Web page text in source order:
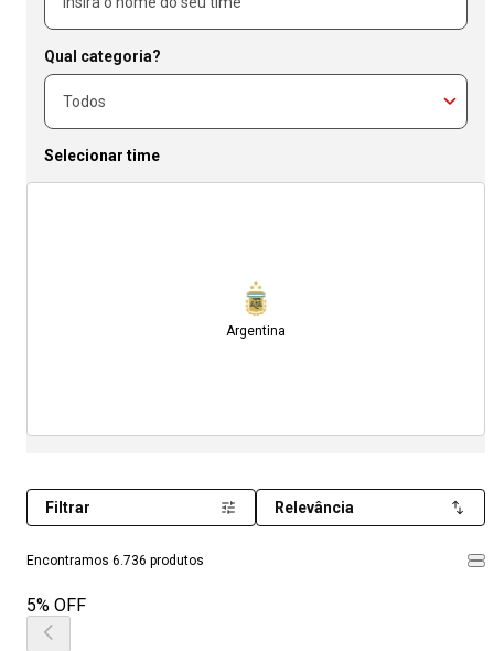
Qual categoria?
Selecionar time
Argentina
Encontramos 6.736 produtos
Filtrar Relevância
5% OFF